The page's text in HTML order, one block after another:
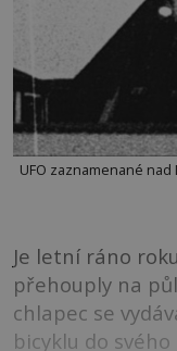
UFO zaznamenané
Je letní ráno
přehouply na
chlapec se
bicyklu do